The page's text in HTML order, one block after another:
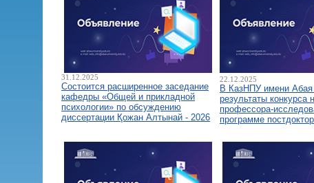
31.12.2025
Состоится расширенное заседание
кафедры «Общей и прикладной
психологии» по обсуждению
диссертации Қожан Алтынай - 2026
22.12.2025
В КазНПУ имени Абая
результаты конкурса
профессора-
программе